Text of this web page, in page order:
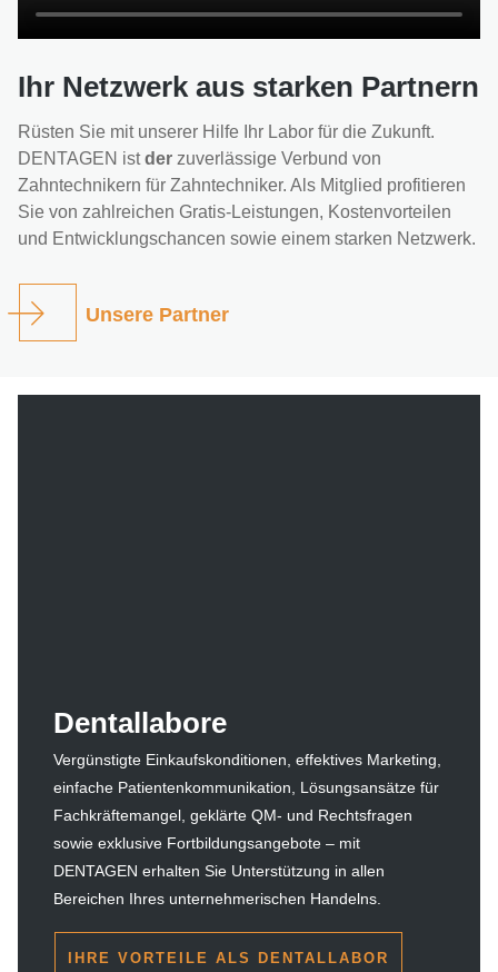
Ihr Netzwerk aus starken Partnern
Rüsten Sie mit unserer Hilfe Ihr Labor für die Zukunft.
DENTAGEN istder zuverlässige Verbund von
Zahntechnikern für Zahntechniker. Als Mitglied profitieren
Sie von zahlreichen Gratis-Leistungen, Kostenvorteilen
und Entwicklungschancen sowie einem starken Netzwerk.
Unsere Partner
Dentallabore
Vergünstigte Einkaufskonditionen, effektives Marketing,
einfache Patientenkommunikation, Lösungsansätze für
Fachkräftemangel, geklärte QM- und Rechtsfragen
sowie exklusive Fortbildungsangebote – mit
DENTAGEN erhalten Sie Unterstützung in allen
Bereichen Ihres unternehmerischen Handelns.
IHRE VORTEILE ALS DENTALLABOR